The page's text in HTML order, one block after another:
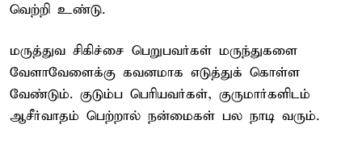
வெற்றி உண்டு.
மருத்துவ சிகிச்சை பெறுபவர்கள் மருந்துகளை
வேளாவேளைக்கு கவனமாக எடுத்துக் கொள்ள
வேண்டும். குடும்ப பெரியவர்கள், குருமார்களிடம்
ஆசீர்வாதம் பெற்றால் நன்மைகள் பல நாடி வரும்.